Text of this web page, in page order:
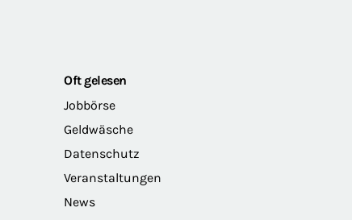
Oft gelesen
Jobbörse
Geldwäsche
Datenschutz
Veranstaltungen
News